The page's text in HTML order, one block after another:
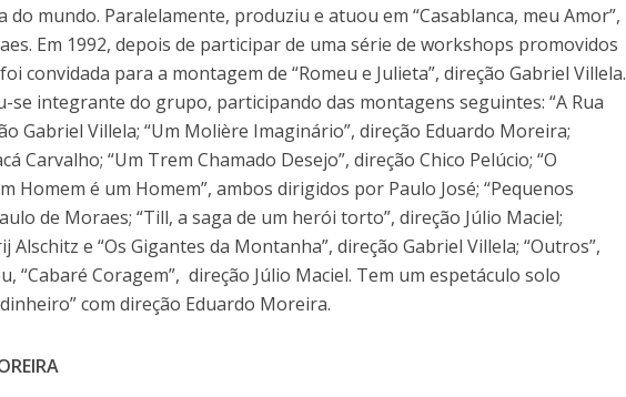
do mundo. Paralelamente, produziu e atuou em “Casablanca, meu Amor”,
Em 1992, depois de participar de uma série de workshops promovidos
convidada para a montagem de “Romeu e Julieta”, direção Gabriel Villela.
se integrante do grupo, participando das montagens seguintes: “A Rua
Gabriel Villela; “Um Molière Imaginário”, direção Eduardo Moreira;
Carvalho; “Um Trem Chamado Desejo”, direção Chico Pelúcio; “O
Homem é um Homem”, ambos dirigidos por Paulo José; “Pequenos
de Moraes; “Till, a saga de um herói torto”, direção Júlio Maciel;
Alschitz e “Os Gigantes da Montanha”, direção Gabriel Villela; “Outros”,
“Cabaré Coragem”, direção Júlio Maciel. Tem um espetáculo solo
com direção Eduardo Moreira.